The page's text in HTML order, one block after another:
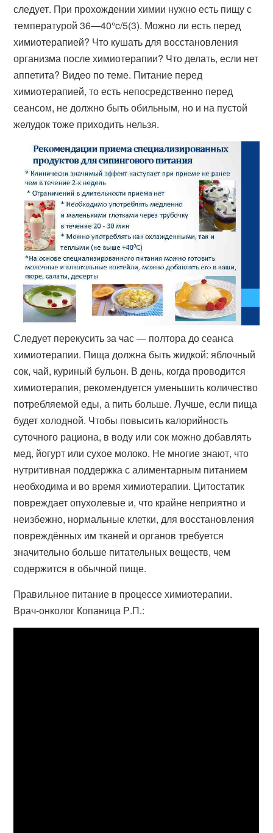
следует. При прохождении химии нужно есть пищу с
температурой 36—40°c/5(3). Можно ли есть перед
химиотерапией? Что кушать для восстановления
организма после химиотерапии? Что делать, если нет
аппетита? Видео по теме. Питание перед
химиотерапией, то есть непосредственно перед
сеансом, не должно быть обильным, но и на пустой
желудок тоже приходить нельзя.
Следует перекусить за час — полтора до сеанса
химиотерапии. Пища должна быть жидкой: яблочный
сок, чай, куриный бульон. В день, когда проводится
химиотерапия, рекомендуется уменьшить количество
потребляемой еды, а пить больше. Лучше, если пища
будет холодной. Чтобы повысить калорийность
суточного рациона, в воду или сок можно добавлять
мед, йогурт или сухое молоко. Не многие знают, что
нутритивная поддержка с алиментарным питанием
необходима и во время химиотерапии. Цитостатик
повреждает опухолевые и, что крайне неприятно и
неизбежно, нормальные клетки, для восстановления
повреждённых им тканей и органов требуется
значительно больше питательных веществ, чем
содержится в обычной пище.
Правильное питание в процессе химиотерапии.
Врач-онколог Копаница Р.П.: